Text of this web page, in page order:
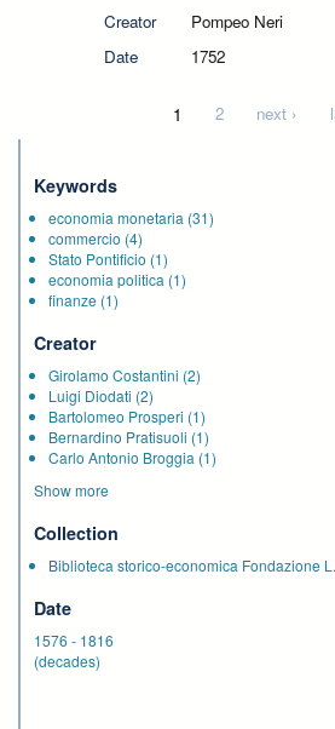
Creator
Pompeo Neri
Date
1752
1 2 next ›
Keywords
economia monetaria (31)
commercio (4)
Stato Pontificio (1)
economia politica (1)
finanze (1)
Creator
Girolamo Costantini (2)
Luigi Diodati (2)
Bartolomeo Prosperi (1)
Bernardino Pratisuoli (1)
Carlo Antonio Broggia (1)
Show more
Collection
Biblioteca storico-economica Fondazione
Date
1576 - 1816
(decades)